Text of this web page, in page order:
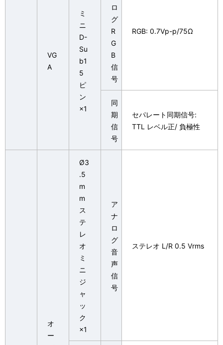
VG
A
ミ
ニ
D-
Su
b1
5
ピ
ン
×1
ロ
グ
R
G
B
信
号
RGB: 0.7Vp-p/75Ω
同
期
信
号
セパレート同期信号:
TTL レベル正/ 負極性
オ
ー
Ø3
.5
m
m
ス
テ
レ
オ
ミ
ニ
ジ
ャ
ッ
ク
×1
ア
ナ
ロ
グ
音
声
信
号
ステレオ L/R 0.5 Vrms